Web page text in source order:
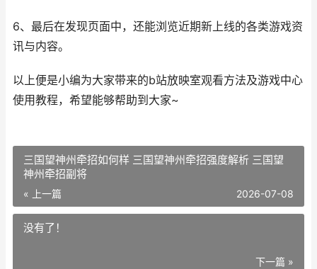
6、最后在发现页面中，还能浏览近期新上线的各类游戏资
讯与内容。
以上便是小编为大家带来的b站放映室观看方法及游戏中心
使用教程，希望能够帮助到大家~
三国望神州牵招如何样 三国望神州牵招强度解析 三国望
神州牵招副将
« 上一篇 2026-07-08
没有了！
下一篇 »